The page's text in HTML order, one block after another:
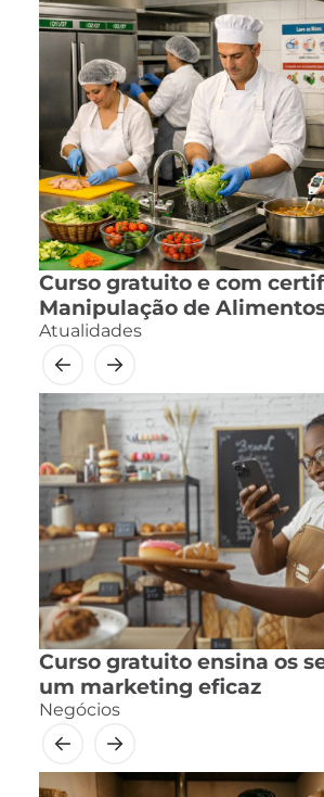
Curso gratuito e com
Manipulação de
Atualidades
Curso gratuito ensina os
um marketing eficaz
Negócios